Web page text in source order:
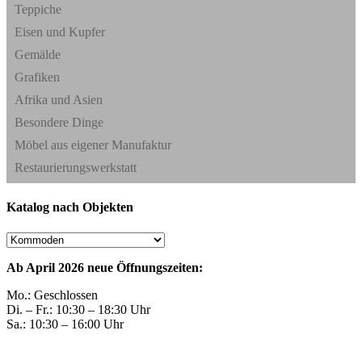
Teppiche
Eisen und Kupfer
Gemälde
Grafiken
Afrika und Asien
Besondere Dinge
Möbel aus eigener Manufaktur
Restaurierungswerkstatt
Katalog nach Objekten
Ab April 2026 neue Öffnungszeiten:
Mo.: Geschlossen
Di. – Fr.: 10:30 – 18:30 Uhr
Sa.: 10:30 – 16:00 Uhr